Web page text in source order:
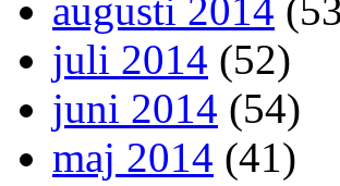
augusti 2014
juli 2014 (52)
juni 2014 (54)
maj 2014 (41)